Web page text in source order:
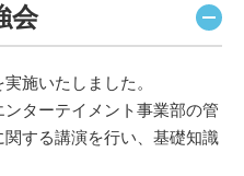
会
施いたしました。
ターテイメント事業部の管
する講演を行い、基礎知識